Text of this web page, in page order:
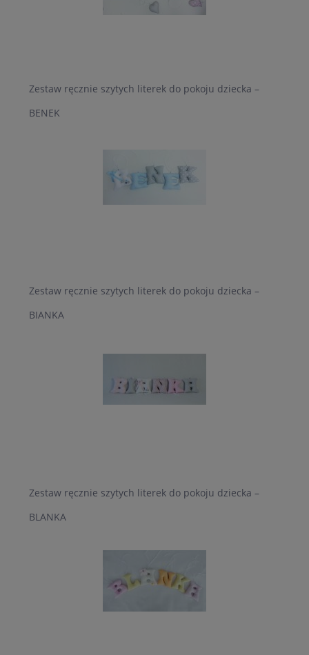
Zestaw ręcznie szytych literek do pokoju dziecka –
BENEK
Zestaw ręcznie szytych literek do pokoju dziecka –
BIANKA
Zestaw ręcznie szytych literek do pokoju dziecka –
BLANKA